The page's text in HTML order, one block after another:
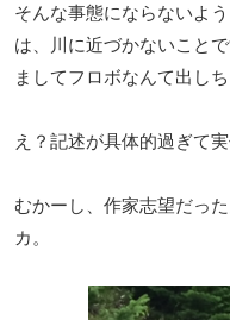
そんな事態にならないよ
は、川に近づかないことで
ましてフロボなんて出し
え？記述が具体的過ぎて
むかーし、作家志望だっ
カ。